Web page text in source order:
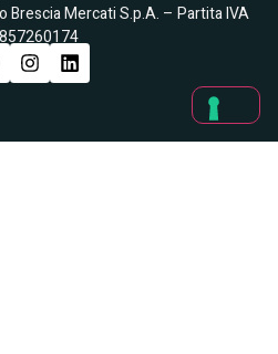
Mercati S.p.A. – Partita IVA